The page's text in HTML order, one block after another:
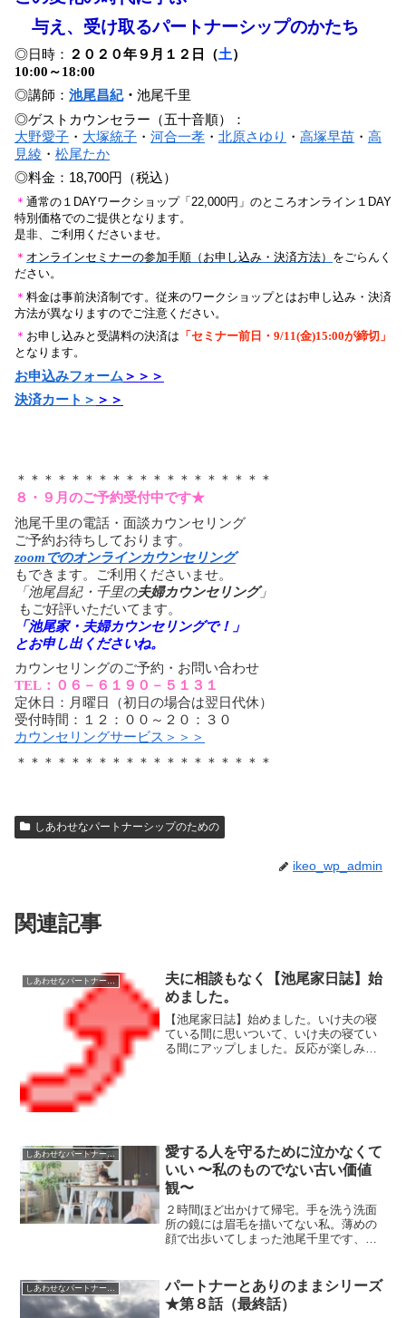
与え、受け取るパートナーシップのかたち
◎日時： ２０２０年９月１２日（土）
10:00～18:00
◎講師： 池尾昌紀・ 池尾千里
◎ゲストカウンセラー（五十音順）：
大野愛子 ・ 大塚統子 ・ 河合一孝 ・ 北原さゆり ・ 高塚早苗 ・ 高
見綾 ・ 松尾たか
◎料金： 18,700円（税込）
＊ 通常の１ DAYワークショップ「22,000円」のところオンライン１ DAY
特別価格でのご提供となります。
是非、ご利用くださいませ。
＊ オンラインセミナーの参加手順（お申し込み・決済方法） をごらんく
ださい。
＊ 料金は事前決済制です。従来のワークショップとはお申し込み・決済
方法が異なりますのでご注意ください。
＊ お申し込みと受講料の決済は 「セミナー前日・9/11(金)15:00が締切」
となります。
お申込みフォーム ＞＞＞
決済カート＞ ＞＞
＊＊＊＊＊＊＊＊＊＊＊＊＊＊＊＊＊＊＊
８・９月のご予約受付中です★
池尾千里の電話・面談カウンセリング
ご予約お待ちしております。
zoomでのオンラインカウンセリング
もできます。ご利用くださいませ。
「池尾昌紀・千里の夫婦カウンセリング」
もご好評いただいてます。
「池尾家・夫婦カウンセリングで！」
とお申し出くださいね。
カウンセリングのご予約・お問い合わせ
TEL：０６－６１９０－５１３１
定休日：月曜日（初日の場合は翌日代休）
受付時間：１２：００～２０：３０
カウンセリングサービス＞＞＞
＊＊＊＊＊＊＊＊＊＊＊＊＊＊＊＊＊＊＊
しあわせなパートナーシップのための
ikeo_wp_admin
関連記事
しあわせなパートナーシップのための
夫に相談もなく【池尾家日誌】始
めました。
【池尾家日誌】始めました。いけ夫の寝
ている間に思いついて、いけ夫の寝てい
る間にアップしました。反応が楽しみで
しあわせなパートナーシップのための
愛する人を守るために泣かなくて
いい 〜私のものでない古い価値
観〜
２時間ほど出かけて帰宅。手を洗う洗面
所の鏡には眉毛を描いてない私。薄めの
顔で出歩いてしまった池尾千里です、は
た言葉のひとつかも。なのに、私たちの
中にはどっしりと横たわって...
しあわせなパートナーシップのための
パートナーとありのままシリーズ
★第８話（最終話）